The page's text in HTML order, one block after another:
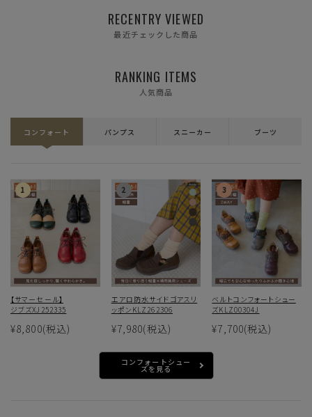
LL(24.5cm)
カートに入れる
RECENTRY VIEWED
最近チェックした商品
RANKING ITEMS
人気商品
コンフォート パンプス スニーカー ブーツ
【サマーセール】
ジブズXJ252335
¥8,800(税込)
エアロ防水サイドゴアスリ
ッポンKLZ262306
¥7,980(税込)
ベルトコンフォートシュー
ズKLZ00304J
¥7,700(税込)
コンフォートシュー
ズを見る